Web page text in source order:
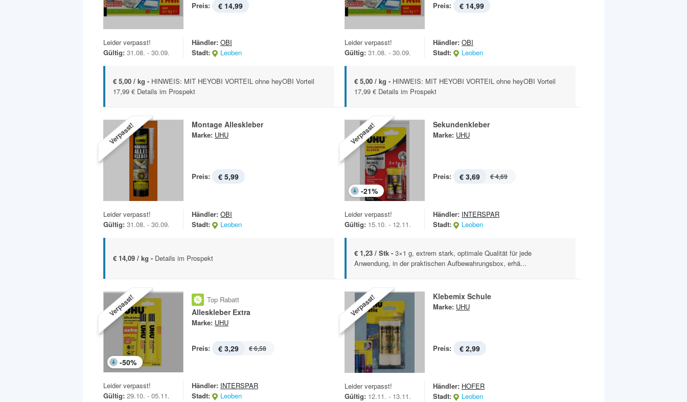
Preis: € 14,99
Leider verpasst!
Gültig: 31.08. - 30.09.
Händler: OBI
Stadt:
Leoben
€ 5,00 / kg - HINWEIS: MIT HEYOBI VORTEIL ohne heyOBI Vorteil
17,99 € Details im Prospekt
Preis: € 14,99
Leider verpasst!
Gültig: 31.08. - 30.09.
Händler: OBI
Stadt:
Leoben
€ 5,00 / kg - HINWEIS: MIT HEYOBI VORTEIL ohne heyOBI Vorteil
17,99 € Details im Prospekt
Verpasst! Montage Alleskleber
Marke: UHU
Preis: € 5,99
Leider verpasst!
Gültig: 31.08. - 30.09.
Händler: OBI
Stadt:
Leoben
€ 14,09 / kg - Details im Prospekt
Verpasst!
-21%
Sekundenkleber
Marke: UHU
Preis: € 3,69 € 4,69
Leider verpasst!
Gültig: 15.10. - 12.11.
Händler: INTERSPAR
Stadt:
Leoben
€ 1,23 / Stk - 3×1 g, extrem stark, optimale Qualität für jede
Anwendung, in der praktischen Aufbewahrungsbox, erhä...
Verpasst!
-50%
Top Rabatt
Alleskleber Extra
Marke: UHU
Preis: € 3,29 € 6,58
Leider verpasst!
Gültig: 29.10. - 05.11.
Händler: INTERSPAR
Stadt:
Leoben
Verpasst! Klebemix Schule
Marke: UHU
Preis: € 2,99
Leider verpasst!
Gültig: 12.11. - 13.11.
Händler: HOFER
Stadt:
Leoben